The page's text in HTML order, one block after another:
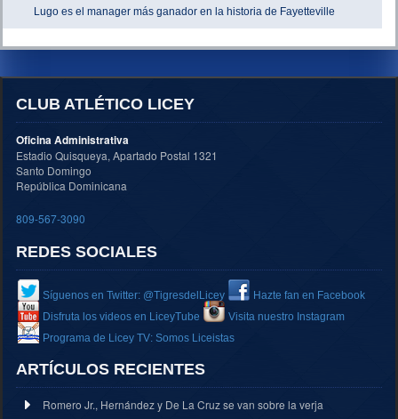
Lugo es el manager más ganador en la historia de Fayetteville
CLUB ATLÉTICO LICEY
Oficina Administrativa
Estadio Quisqueya, Apartado Postal 1321
Santo Domingo
República Dominicana
809-567-3090
REDES SOCIALES
Síguenos en Twitter: @TigresdelLicey
Hazte fan en Facebook
Disfruta los videos en LiceyTube
Visita nuestro Instagram
Programa de Licey TV: Somos Liceistas
ARTÍCULOS RECIENTES
Romero Jr., Hernández y De La Cruz se van sobre la verja